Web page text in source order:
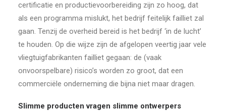
certificatie en productievoorbereiding zijn zo hoog, dat
als een programma mislukt, het bedrijf feitelijk failliet zal
gaan. Tenzij de overheid bereid is het bedrijf ‘in de lucht’
te houden. Op die wijze zijn de afgelopen veertig jaar vele
vliegtuigfabrikanten failliet gegaan: de (vaak
onvoorspelbare) risico’s worden zo groot, dat een
commerciële onderneming die bijna niet maar dragen.
Slimme producten vragen slimme ontwerpers